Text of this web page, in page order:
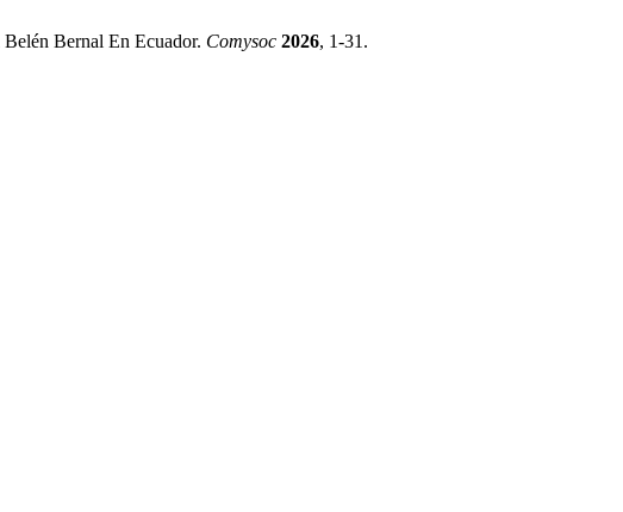
Bernal En Ecuador. Comysoc 2026, 1-31.